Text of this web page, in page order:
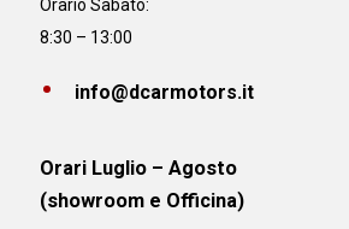
Orario Sabato:
8:30 – 13:00
info@dcarmotors.it
Orari Luglio – Agosto
(showroom e Officina)